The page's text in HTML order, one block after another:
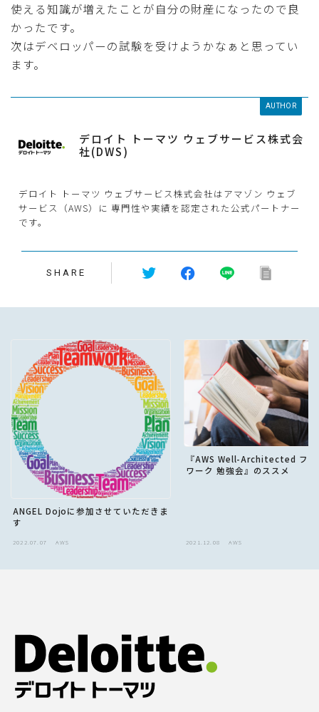
使える知識が増えたことが自分の財産になったので良
かったです。
次はデベロッパーの試験を受けようかなぁと思ってい
ます。
AUTHOR
デロイト トーマツ ウェブサービス株式会
社(DWS)
デロイト トーマツ ウェブサービス株式会社はアマゾン ウェブ
サービス（AWS）に 専門性や実績を認定された公式パートナー
です。
SHARE
ANGEL Dojoに参加させていただきま
す
2022.07.07 AWS
『AWS Well-Architected フレ
ワーク 勉強会』のススメ
2021.12.08 AWS